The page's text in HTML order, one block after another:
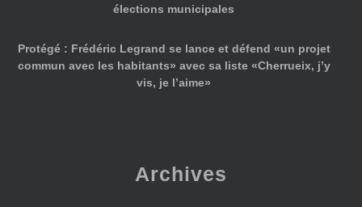
élections municipales
Protégé : Frédéric Legrand se lance et défend «un projet
commun avec les habitants» avec sa liste «Cherrueix, j’y
vis, je l’aime»
Archives